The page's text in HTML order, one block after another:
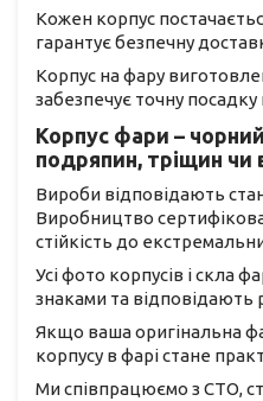
Кожен корпус
гарантує безпечну
Корпус на фару
забезпечує точну
Корпус фари –
подряпин, тріщин чи
Вироби відповідають
Виробництво
стійкість до
Усі фото корпусів і скла
знаками та
Якщо ваша оригінальна
корпусу в фарі стане
Ми співпрацюємо з СТО,